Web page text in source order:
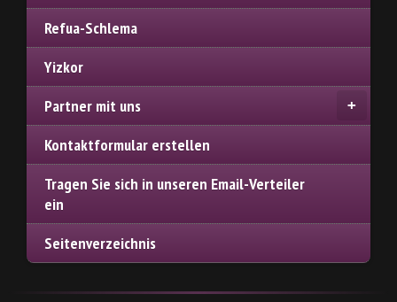
Refua-Schlema
Yizkor
Partner mit uns
Kontaktformular erstellen
Tragen Sie sich in unseren Email-Verteiler
ein
Seitenverzeichnis